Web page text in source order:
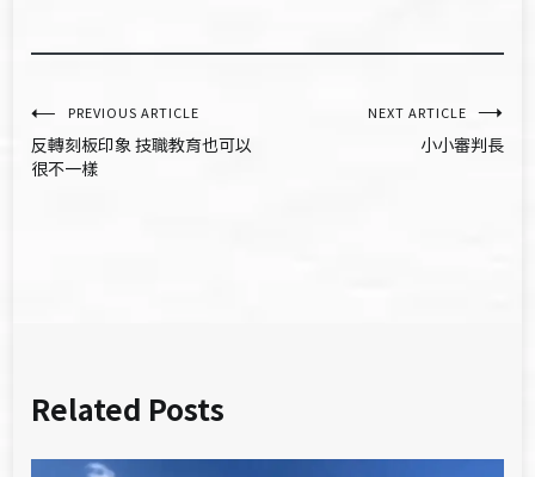
文
章
PREVIOUS ARTICLE
反轉刻板印象 技職教育也可以
很不一樣
NEXT ARTICLE
小小審判長
Related Posts